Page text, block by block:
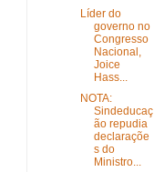
Líder do
governo no
Congresso
Nacional,
Joice
Hass...
NOTA:
Sindeducaç
ão repudia
declaraçõe
s do
Ministro...